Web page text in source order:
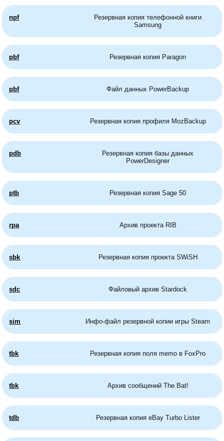
npf
Резервная копия телефонной книги
Samsung
pbf Резервная копия Paragon
pbf Файл данных PowerBackup
pcv Резервная копия профиля MozBackup
pdb
Резервная копия базы данных
PowerDesigner
ptb Резервная копия Sage 50
rpa Архив проекта RIB
sbk Резервная копия проекта SWiSH
sdc Файловый архив Stardock
sim Инфо-файл резервной копии игры Steam
tbk Резервная копия поля memo в FoxPro
tbk Архив сообщений The Bat!
tdb Резервная копия eBay Turbo Lister